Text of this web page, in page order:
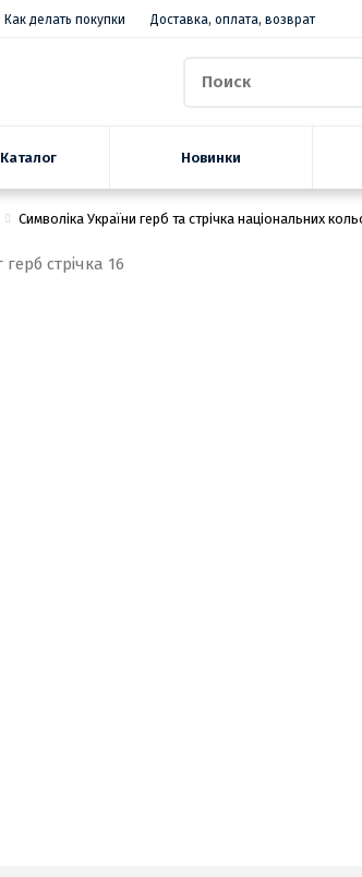
Как делать покупки Доставка, оплата, возврат
Каталог Новинки
Символіка України герб та стрічка національних